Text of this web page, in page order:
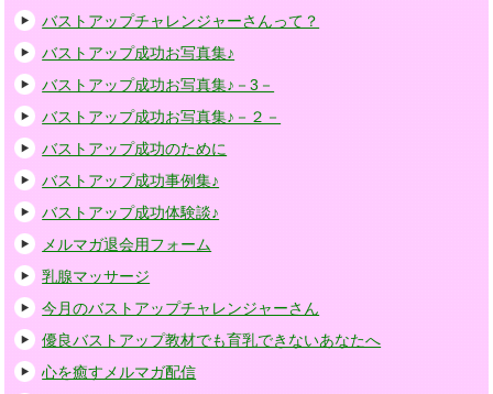
バストアップチャレンジャーさんって？
バストアップ成功お写真集♪
バストアップ成功お写真集♪－3－
バストアップ成功お写真集♪－２－
バストアップ成功のために
バストアップ成功事例集♪
バストアップ成功体験談♪
メルマガ退会用フォーム
乳腺マッサージ
今月のバストアップチャレンジャーさん
優良バストアップ教材でも育乳できないあなたへ
心を癒すメルマガ配信